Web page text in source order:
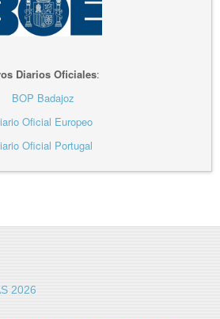
Diarios Oficiales:
BOP Badajoz
Oficial Europeo
Oficial Portugal
2026